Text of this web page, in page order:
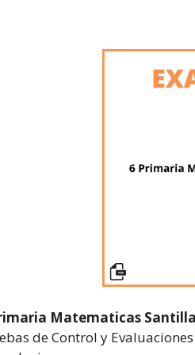
Matematicas
de Control y Evaluaciones